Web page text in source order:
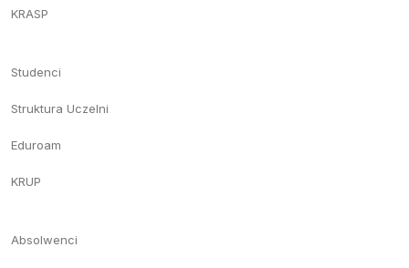
KRASP
Studenci
Struktura Uczelni
Eduroam
KRUP
Absolwenci